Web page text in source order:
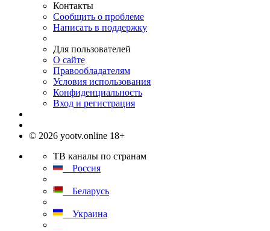
Контакты
Сообщить о проблеме
Написать в поддержку
Для пользователей
О сайте
Правообладателям
Условия использования
Конфиденциальность
Вход и регистрация
© 2026 yootv.online 18+
ТВ каналы по странам
Россия
Беларусь
Украина